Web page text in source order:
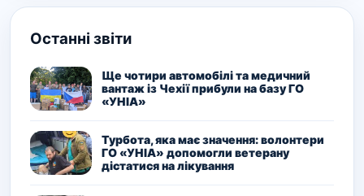
Останні звіти
Ще чотири автомобілі та медичний
вантаж із Чехії прибули на базу ГО
«УНІА»
Турбота, яка має значення: волонтери
ГО «УНІА» допомогли ветерану
дістатися на лікування